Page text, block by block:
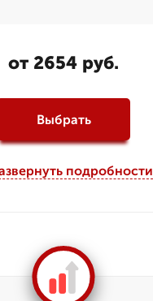
от 2654 руб.
Выбрать
подробности